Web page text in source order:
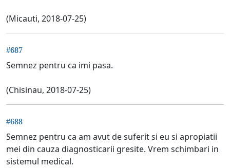
(Micauti, 2018-07-25)
#687
Semnez pentru ca imi pasa.
(Chisinau, 2018-07-25)
#688
Semnez pentru ca am avut de suferit si eu si apropiatii
mei din cauza diagnosticarii gresite. Vrem schimbari in
sistemul medical.